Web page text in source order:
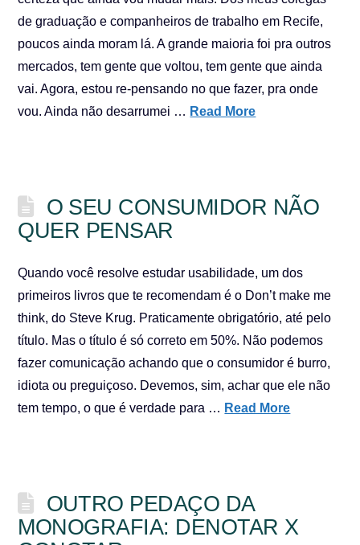
de graduação e companheiros de trabalho em Recife,
poucos ainda moram lá. A grande maioria foi pra outros
mercados, tem gente que voltou, tem gente que ainda
vai. Agora, estou re-pensando no que fazer, pra onde
vou. Ainda não desarrumei … Read More
O SEU CONSUMIDOR NÃO
QUER PENSAR
Quando você resolve estudar usabilidade, um dos
primeiros livros que te recomendam é o Don’t make me
think, do Steve Krug. Praticamente obrigatório, até pelo
título. Mas o título é só correto em 50%. Não podemos
fazer comunicação achando que o consumidor é burro,
idiota ou preguiçoso. Devemos, sim, achar que ele não
tem tempo, o que é verdade para … Read More
OUTRO PEDAÇO DA
MONOGRAFIA: DENOTAR X